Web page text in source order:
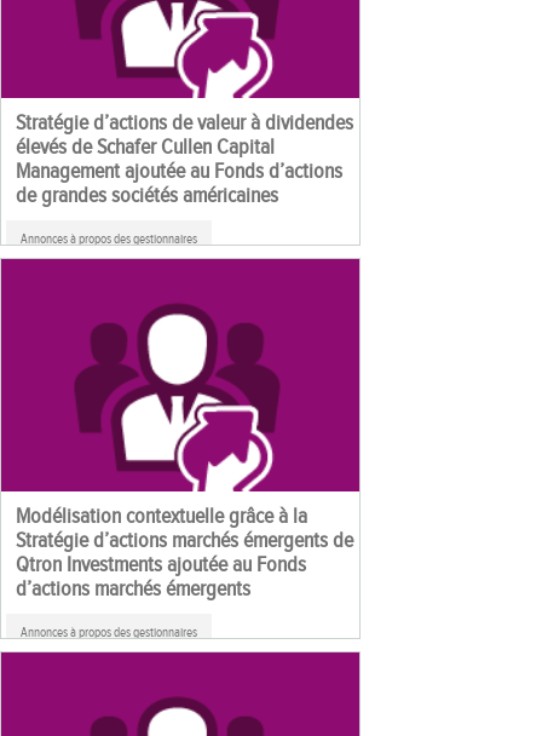
Stratégie d’actions de valeur à dividendes
élevés de Schafer Cullen Capital
Management ajoutée au Fonds d’actions
de grandes sociétés américaines
Annonces à propos des gestionnaires
Modélisation contextuelle grâce à la
Stratégie d’actions marchés émergents de
Qtron Investments ajoutée au Fonds
d’actions marchés émergents
Annonces à propos des gestionnaires